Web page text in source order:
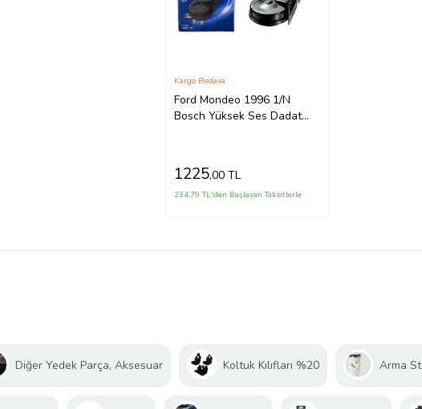
Ford Mondeo 1996 1/N
Bosch Yüksek Ses Dadat
Kargo Bedava
1225,00 TL
234,79 TL'den Başlayan Taksitlerle
Diğer Yedek Parça, Aksesuar Koltuk Kılıfları %20 Arma